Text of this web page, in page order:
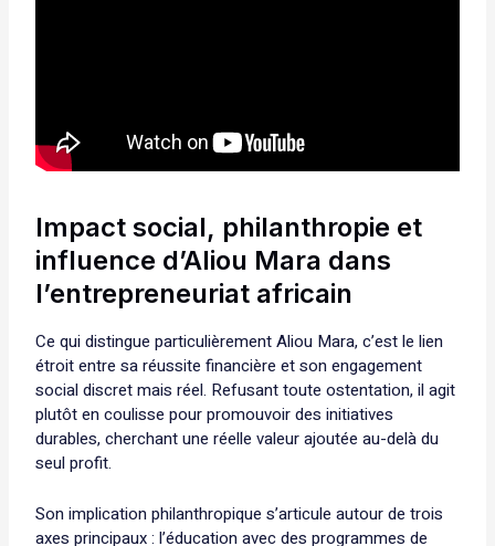
Impact social, philanthropie et
influence d’Aliou Mara dans
l’entrepreneuriat africain
Ce qui distingue particulièrement Aliou Mara, c’est le lien
étroit entre sa réussite financière et son engagement
social discret mais réel. Refusant toute ostentation, il agit
plutôt en coulisse pour promouvoir des initiatives
durables, cherchant une réelle valeur ajoutée au-delà du
seul profit.
Son implication philanthropique s’articule autour de trois
axes principaux : l’éducation avec des programmes de